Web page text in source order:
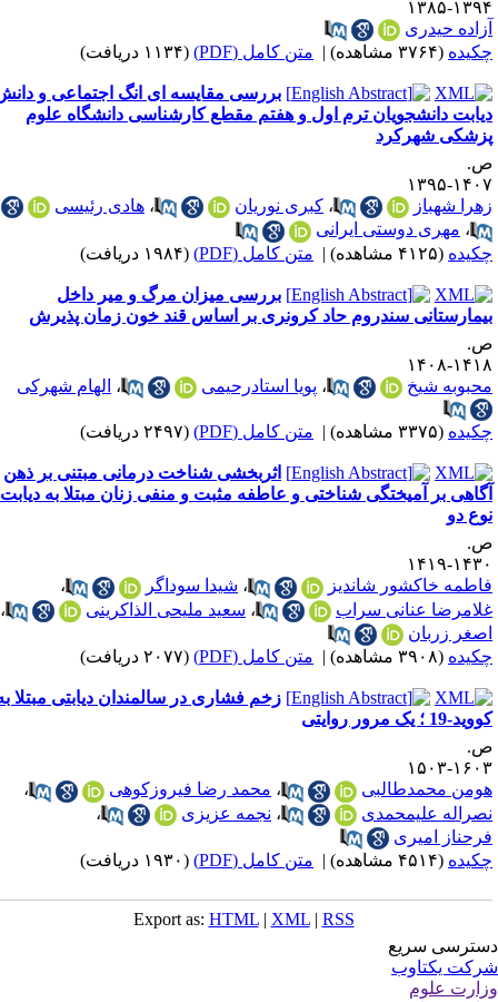
۱۳۸۵
حیدری
(۳۷۶۴ مشاهده) | متن کامل (PDF) (۱۱۳۴ دریافت)
بررسی مقایسه ای انگ اجتماعی و دانش
دانشجویان ترم اول و هفتم مقطع کارشناسی دانشگاه علوم
شهرکرد
۱۳۹۵
شهباز
،کبری نوریان ،هادی رئیسی
،مهری دوستی ایرانی
(۴۱۲۵ مشاهده) | متن کامل (PDF) (۱۹۸۴ دریافت)
بررسی میزان مرگ و میر داخل
سندروم حاد کرونری بر اساس قند خون زمان پذیرش
۱۴۰۸
شیخ
،پویا استادرحیمی ،الهام شهرکی
(۳۳۷۵ مشاهده) | متن کامل (PDF) (۲۴۹۷ دریافت)
اثربخشی شناخت درمانی مبتنی بر ذهن
بر آمیختگی شناختی و عاطفه مثبت و منفی زنان مبتلا به دیابت
دو
۱۴۱۹
خاکشور شاندیز
،شیدا سوداگر
،
عنانی سراب
،سعید ملیحی الذاکرینی
،
زربان
(۳۹۰۸ مشاهده) | متن کامل (PDF) (۲۰۷۷ دریافت)
زخم فشاری در سالمندان دیابتی مبتلا به
19 ؛ یک مرور روایتی
۱۵۰۳
محمدطالبی
،محمد رضا فیروزکوهی
،
علیمحمدی
،نجمه عزیزی
،
امیری
(۴۵۱۴ مشاهده) | متن کامل (PDF) (۱۹۳۰ دریافت)
Export as:HTML |XML |RSS
سریع
یکتاوب
علوم